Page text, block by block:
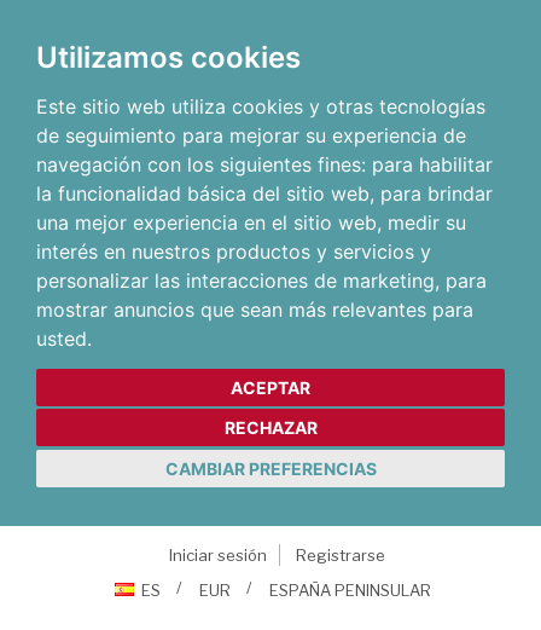
Utilizamos cookies
Este sitio web utiliza cookies y otras tecnologías
de seguimiento para mejorar su experiencia de
navegación con los siguientes fines: para habilitar
la funcionalidad básica del sitio web, para brindar
una mejor experiencia en el sitio web, medir su
interés en nuestros productos y servicios y
personalizar las interacciones de marketing, para
mostrar anuncios que sean más relevantes para
usted.
ACEPTAR
RECHAZAR
CAMBIAR PREFERENCIAS
Iniciar sesión
Registrarse
ES
EUR ESPAÑA PENINSULAR